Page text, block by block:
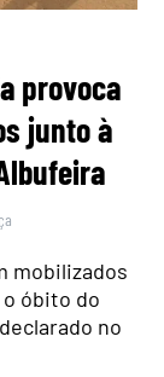
provoca
junto à
mobilizados
o óbito do
no